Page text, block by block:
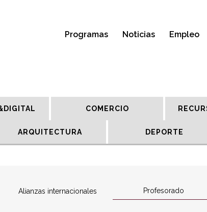
Programas Noticias Empleo
COMERCIO
ARQUITECTURA DEPORTE
Alianzas internacionales Profesorado